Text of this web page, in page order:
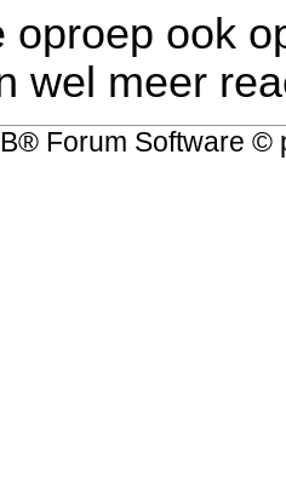
oproep ook
wel meer
® Forum Software ©